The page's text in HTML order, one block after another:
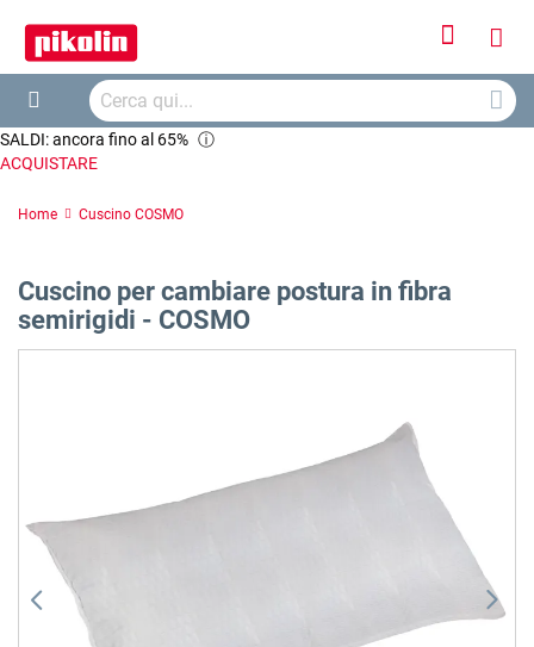
Accedi
Cerca
Cerca
SALDI: ancora fino al 65% ⓘ
ACQUISTARE
Home Cuscino COSMO
Cuscino per cambiare postura in fibra
semirigidi - COSMO